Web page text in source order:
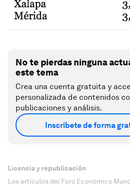
No te pierdas ninguna
este tema
Crea una cuenta gratuita y
personalizada de contenidos
publicaciones y análisis.
Inscríbete de forma
Licencia y republicación
Los artículos del Foro Económico